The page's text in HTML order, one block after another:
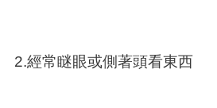
2.經常瞇眼或側著頭看東西